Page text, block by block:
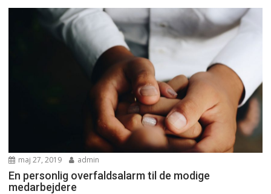
maj 27, 2019 admin
En personlig overfaldsalarm til de modige
medarbejdere